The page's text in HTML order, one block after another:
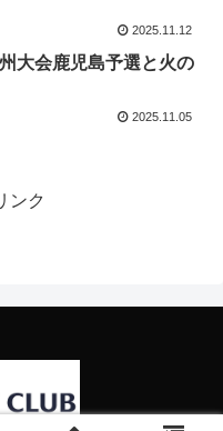
2025.11.12
大会鹿児島予選と火の
2025.11.05
ンク